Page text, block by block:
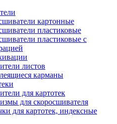
картонные
пластиковые
пластиковые с
листов
карманы
для картотек
для скоросшивателя
для картотек, индексные